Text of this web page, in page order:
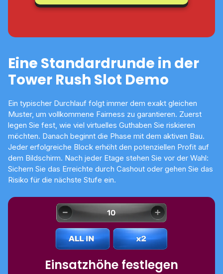
Eine Standardrunde in der
Tower Rush Slot Demo
Ein typischer Durchlauf folgt immer dem exakt gleichen
Muster, um vollkommene Fairness zu garantieren. Zuerst
legen Sie fest, wie viel virtuelles Guthaben Sie riskieren
möchten. Danach beginnt die Phase mit dem aktiven Bau.
Jeder erfolgreiche Block erhöht den potenziellen Profit auf
dem Bildschirm. Nach jeder Etage stehen Sie vor der Wahl:
Sichern Sie das Erreichte durch Cashout oder gehen Sie das
Risiko für die nächste Stufe ein.
Einsatzhöhe festlegen